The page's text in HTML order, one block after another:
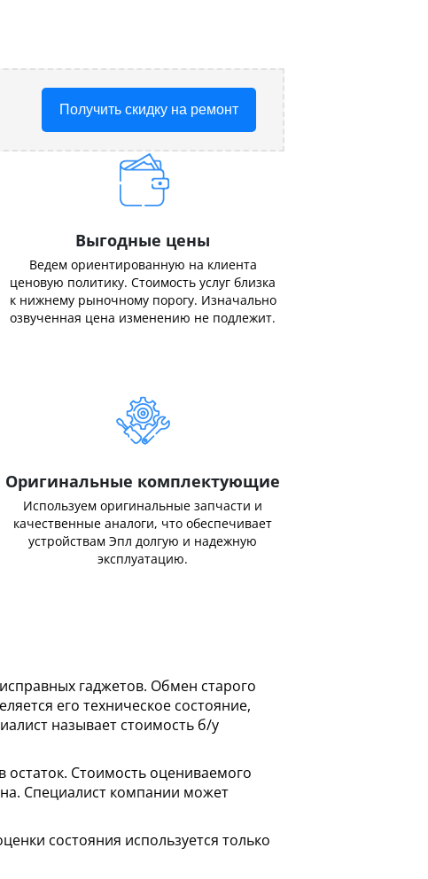
Получить скидку на ремонт
Выгодные цены
Ведем ориентированную на клиента
ценовую политику. Стоимость услуг близка
к нижнему рыночному порогу. Изначально
озвученная цена изменению не подлежит.
Оригинальные комплектующие
Используем оригинальные запчасти и
качественные аналоги, что обеспечивает
устройствам Эпл долгую и надежную
эксплуатацию.
гаджетов. Обмен старого
его техническое состояние,
называет стоимость б/у
остаток. Стоимость оцениваемого
Специалист компании может
состояния используется только